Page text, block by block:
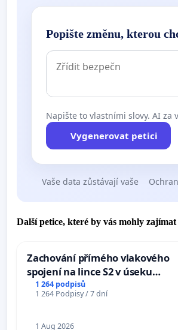
Popište změnu, kterou
Napište to vlastními slovy. AI za
Vygenerovat petici
Vaše data zůstávají vaše
Další petice, které by vás mohly zajímat
Zachování přímého vlakového
spojení na lince S2 v úseku
Ostrava – Bohumín – Karviná –
Mosty u Jablunkova
1 264 podpisů
1 264 Podpisy / 7 dní
1 Aug 2026